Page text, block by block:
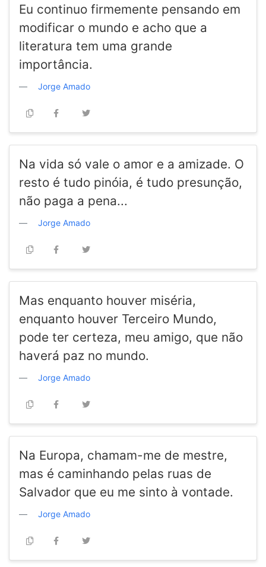
Eu continuo firmemente pensando em
modificar o mundo e acho que a
literatura tem uma grande
importância.
Jorge Amado
Na vida só vale o amor e a amizade. O
resto é tudo pinóia, é tudo presunção,
não paga a pena...
Jorge Amado
Mas enquanto houver miséria,
enquanto houver Terceiro Mundo,
pode ter certeza, meu amigo, que não
haverá paz no mundo.
Jorge Amado
Na Europa, chamam-me de mestre,
mas é caminhando pelas ruas de
Salvador que eu me sinto à vontade.
Jorge Amado